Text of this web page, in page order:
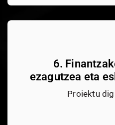
6.
ezagutzea eta
Proiektu